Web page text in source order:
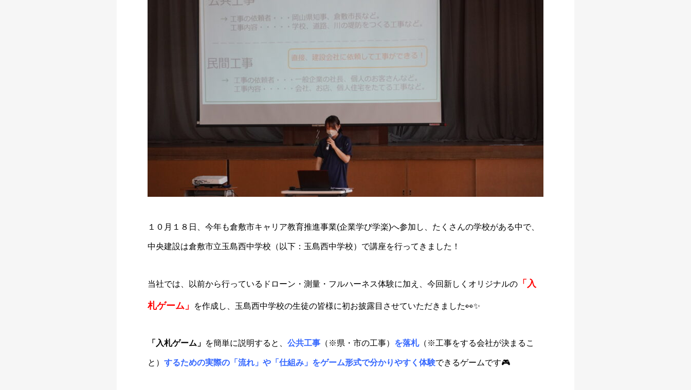
１０月１８日、今年も倉敷市キャリア教育推進事業(企業学び学楽)へ参加し、たくさんの学校がある中で、
中央建設は倉敷市立玉島西中学校（以下：玉島西中学校）で講座を行ってきました！
当社では、以前から行っているドローン・測量・フルハーネス体験に加え、今回新しくオリジナルの 「入
札ゲーム」 を作成し、玉島西中学校の生徒の皆様に初お披露目させていただきました👀✨
「入札ゲーム」 を簡単に説明すると、 公共工事 （※県・市の工事） を落札（※工事をする会社が決まるこ
と） するための実際の「流れ」や「仕組み」をゲーム形式で分かりやすく体験できるゲームです🎮